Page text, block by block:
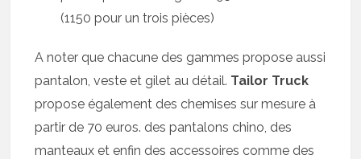
(1150 pour un trois pièces)
A noter que chacune des gammes propose aussi
pantalon, veste et gilet au détail. Tailor Truck
propose également des chemises sur mesure à
partir de 70 euros. des pantalons chino, des
manteaux et enfin des accessoires comme des